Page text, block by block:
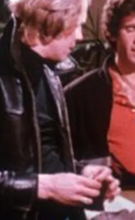
Twitter